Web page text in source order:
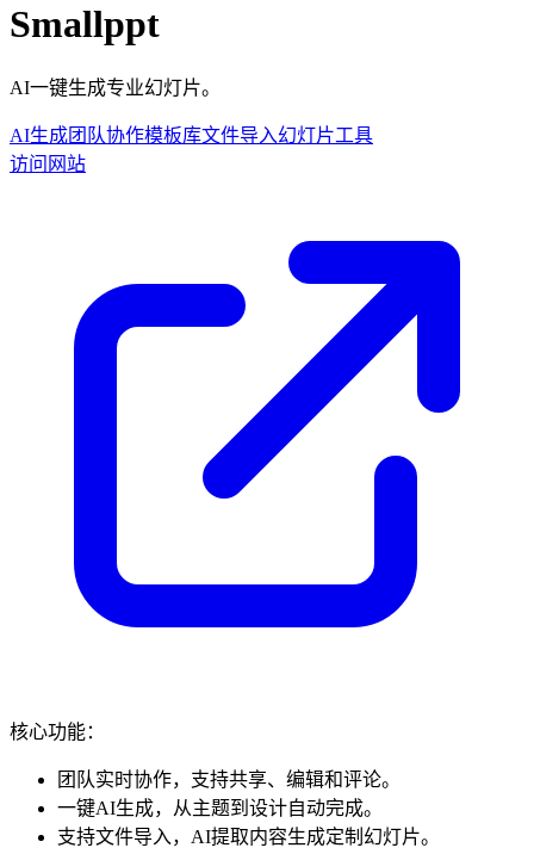
Smallppt
AI一键生成专业幻灯片。
AI生成团队协作模板库文件导入幻灯片工具
访问网站
核心功能：
团队实时协作，支持共享、编辑和评论。
一键AI生成，从主题到设计自动完成。
支持文件导入，AI提取内容生成定制幻灯片。